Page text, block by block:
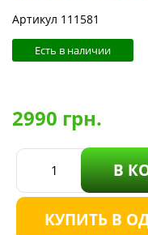
Артикул 111581
Есть в наличии
2990 грн.
В
КУПИТЬ В